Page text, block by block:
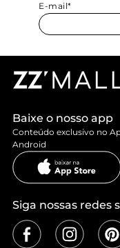
E-mail*
Baixe o nosso app
Conteúdo exclusivo no
Android
Siga nossas redes